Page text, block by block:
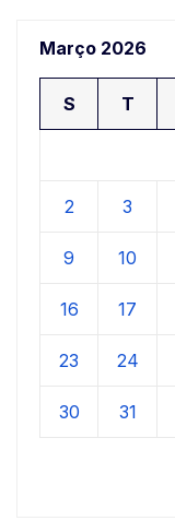
Março 2026
S T
2 3
9 10
16 17
23 24
30 31